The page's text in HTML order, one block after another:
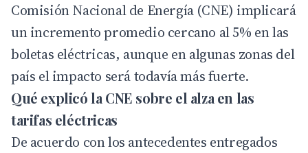
Comisión Nacional de Energía (CNE) implicará
un incremento promedio cercano al 5% en las
boletas eléctricas, aunque en algunas zonas del
país el impacto será todavía más fuerte.
Qué explicó la CNE sobre el alza en las
tarifas eléctricas
De acuerdo con los antecedentes entregados